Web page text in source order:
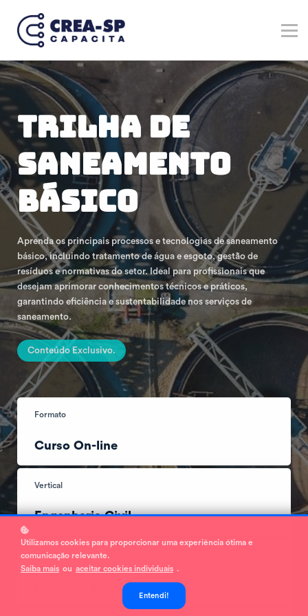
Marketplace
Cadastre-se
Trilha de
SANEAMENTO
BÁSICO
Aprenda os principais processos e tecnologias de saneamento
básico, incluindo tratamento de água e esgoto, gestão de
resíduos e normativas do setor. Ideal para profissionais que
desejam aprimorar conhecimentos técnicos e práticos,
garantindo eficiência e sustentabilidade nos serviços de
saneamento.
Conteúdo Exclusivo.
Formato
Curso On-line
Vertical
Engenharia Civil
Autor
Natanael Barros
Utilizamos cookies para proporcionar uma experiência ótima e
comunicação relevante.
Saiba mais ou aceitar cookies individuais .
Entendi!